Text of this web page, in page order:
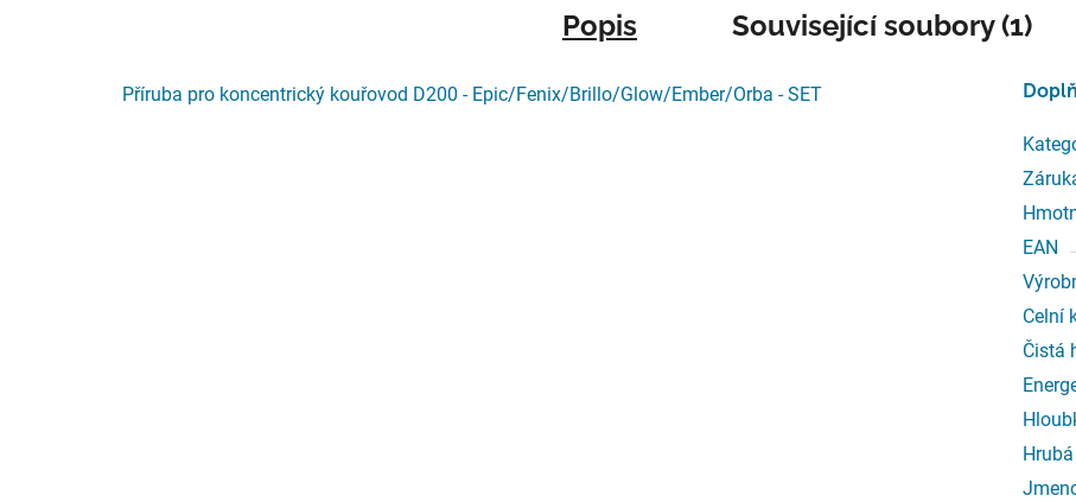
Popis Související soubory (1)
Příruba pro koncentrický kouřovod D200 - Epic/Fenix/Brillo/Glow/Ember/Orba - SET
EAN
Celní
Čistá